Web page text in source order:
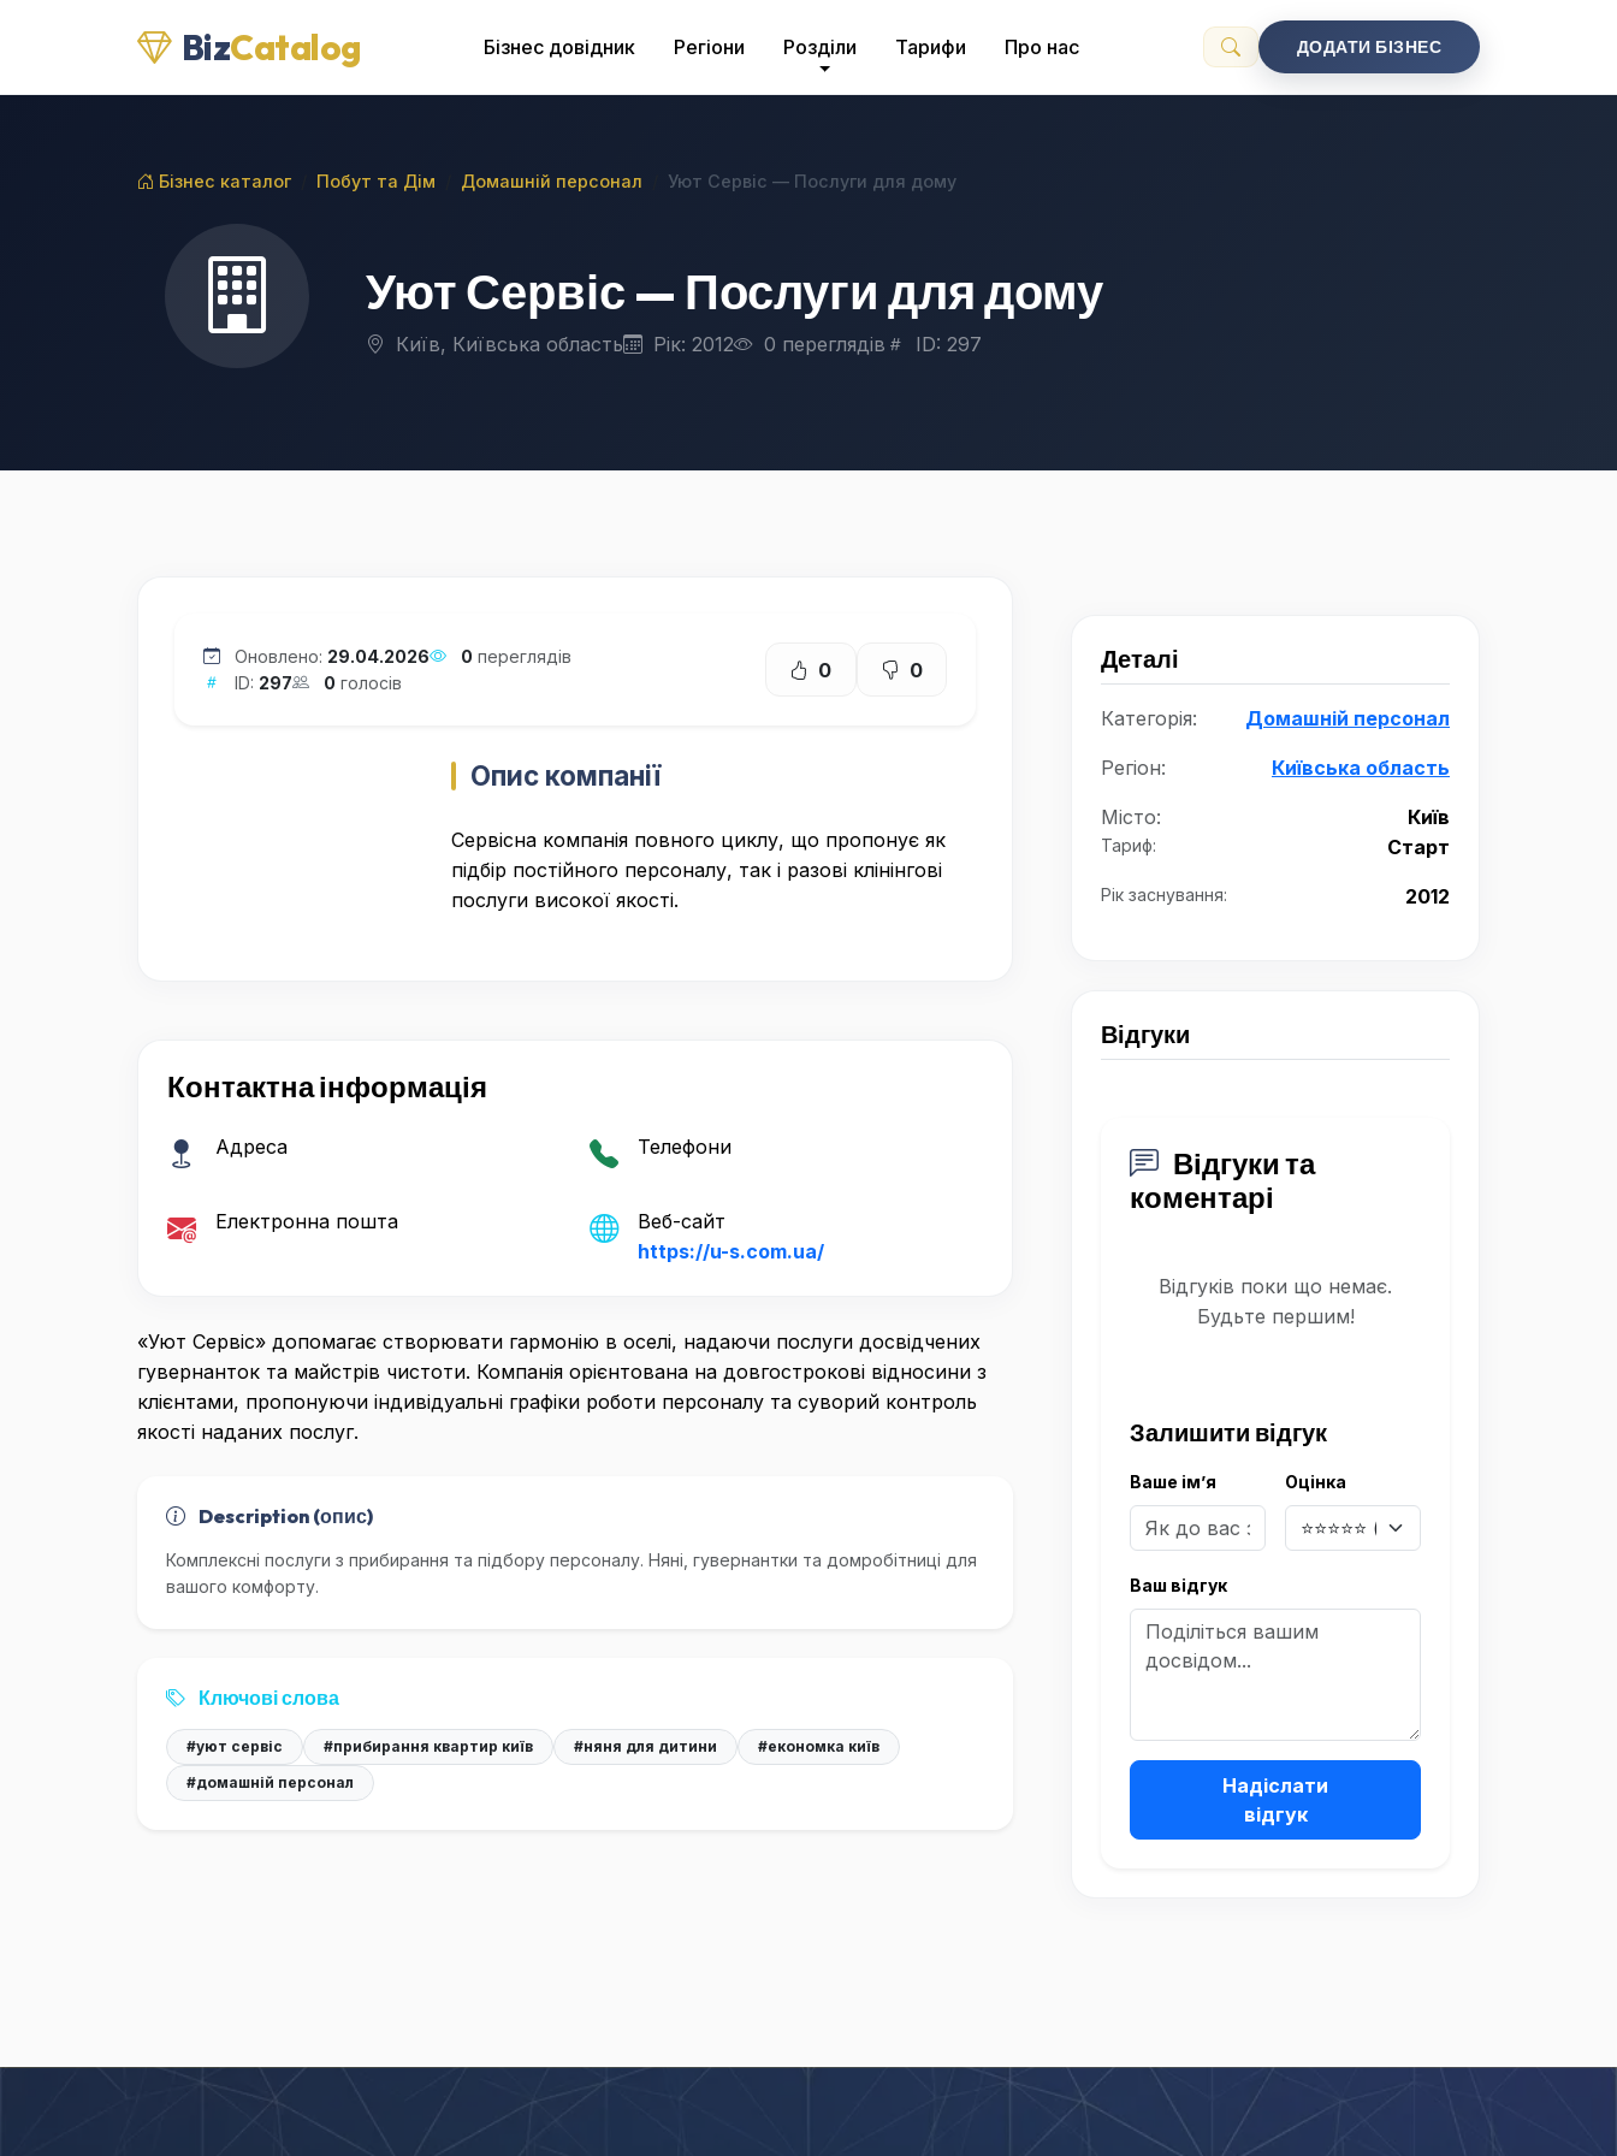
BizCatalog Бізнес довідник Регіони Розділи Тарифи Про нас ДОДАТИ БІЗНЕС
Бізнес каталог Побут та Дім Домашній персонал Уют Сервіс — Послуги для дому
Уют Сервіс — Послуги для дому
Київ, Київська область Рік: 2012 0 переглядів ID: 297
Оновлено: 29.04.2026 0 переглядів
ID: 297 0 голосів
0 0
Опис компанії
Сервісна компанія повного циклу, що пропонує як
підбір постійного персоналу, так і разові клінінгові
послуги високої якості.
Контактна інформація
Адреса Телефони
Електронна пошта
Веб-сайт
https://u-s.com.ua/
«Уют Сервіс» допомагає створювати гармонію в оселі, надаючи послуги досвідчених
гувернанток та майстрів чистоти. Компанія орієнтована на довгострокові відносини з
клієнтами, пропонуючи індивідуальні графіки роботи персоналу та суворий контроль
якості наданих послуг.
Description (опис)
Комплексні послуги з прибирання та підбору персоналу. Няні, гувернантки та домробітниці для
вашого комфорту.
Ключові слова
#уют сервіс #прибирання квартир київ #няня для дитини
#економка київ
#домашній персонал
Деталі
Категорія: Домашній персонал
Регіон: Київська область
Місто: Київ
Тариф: Старт
Рік заснування: 2012
Відгуки
Відгуки та
коментарі
Відгуків поки що немає.
Будьте першим!
Залишити відгук
Ваше ім’я Оцінка
Ваш відгук
Надіслати
відгук